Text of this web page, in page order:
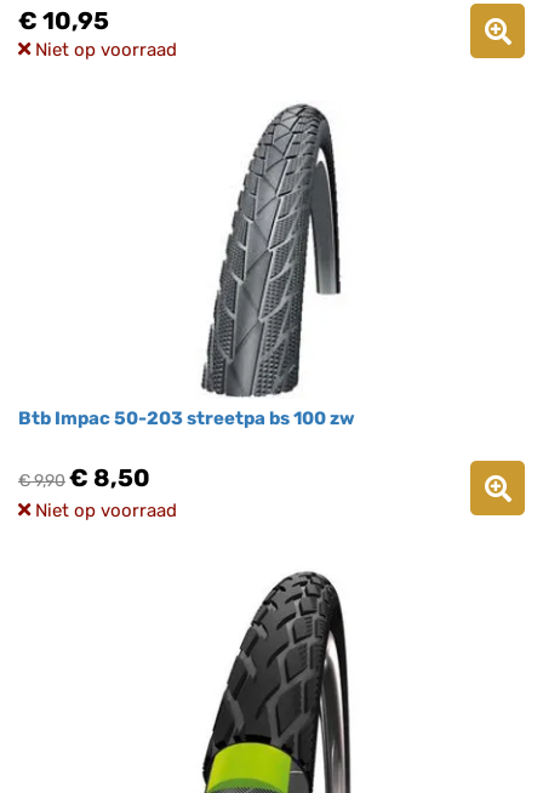
€ 10,95
Niet op voorraad
Btb Impac 50-203 streetpa bs 100 zw
€ 9,90€ 8,50
Niet op voorraad